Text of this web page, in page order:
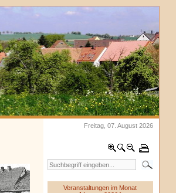
Freitag, 07. August 2026
Veranstaltungen im Monat